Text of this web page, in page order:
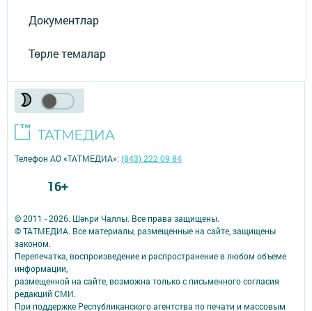
Документлар
Төрле темалар
© 2011 - 2026. Шәһри Чаллы. Все права защищены.
© ТАТМЕДИА. Все материалы, размещенные на сайте, защищены
законом.
Перепечатка, воспроизведение и распространение в любом объеме
информации,
размещенной на сайте, возможна только с письменного согласия
редакций СМИ.
При поддержке Республиканского агентства по печати и массовым
Телефон АО «ТАТМЕДИА»:(843) 222 09 84
16+